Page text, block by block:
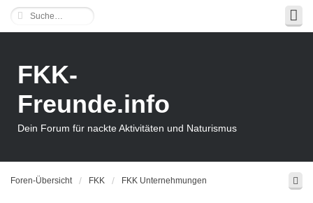
FKK-
Freunde.info
Dein Forum für nackte Aktivitäten und Naturismus
Foren-Übersicht FKK FKK Unternehmungen